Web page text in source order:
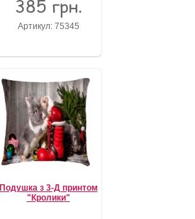
385 грн.
Артикул: 75345
Подушка з 3-Д принтом
"Кролики"